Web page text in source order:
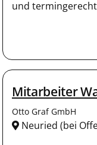
und
Mitarbeiter
Otto Graf GmbH
Neuried (bei